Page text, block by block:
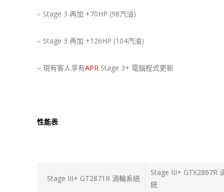
– Stage 3 再加 +70HP (98汽油)
– Stage 3 再加 +126HP (104汽油)
– 現有客人享有APR Stage 3+ 電腦程式更新
性能表
Stage III+ GT2871R 渦輪系統
Stage III+ GTX2867R
統